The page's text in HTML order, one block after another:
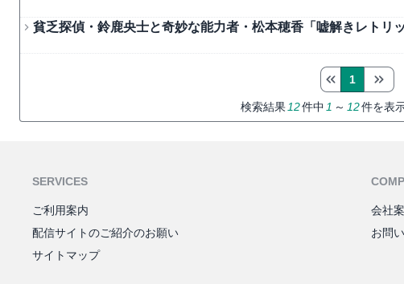
貧乏探偵・鈴鹿央士と奇妙な能力者・松本穂香「嘘解きレトリ
検索結果 12件中 1 ～ 12件を表
1
SERVICES
ご利用案内
配信サイトのご紹介のお願い
サイトマップ
会社
お問